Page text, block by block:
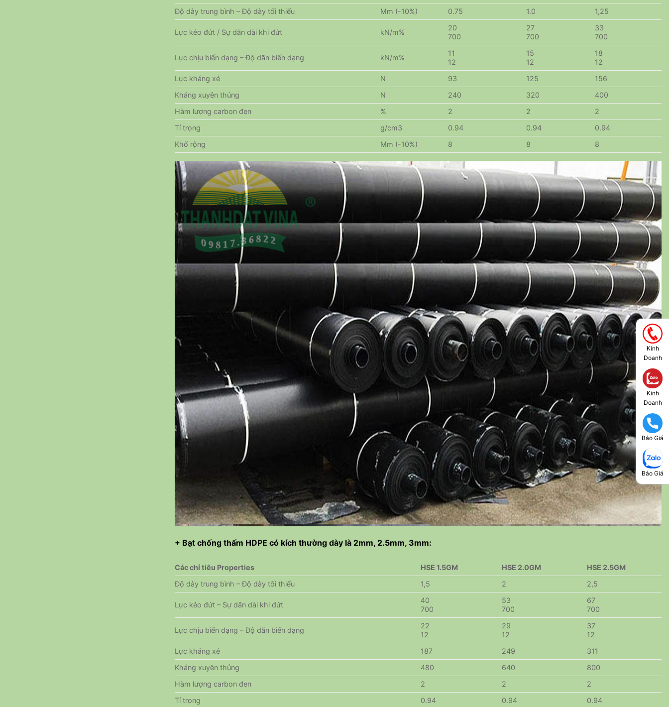
Độ dày trung bình – Độ dày tối thiểu
Mm (-10%) 0.75 1.0 1,25
Lực kéo đứt / Sự dãn dài khi đứt kN/m%
20
700
27
700
33
700
Lực chịu biến dạng – Độ dãn biến dạng kN/m%
11
12
15
12
18
12
Lực kháng xé
N 93 125
156
Kháng xuyên thủng
N 240 320
400
Hàm lượng carbon đen
% 2 2
2
Tỉ trọng
g/cm3 0.94 0.94
0.94
Khổ rộng
Mm (-10%) 8 8 8
+ Bạt chống thấm HDPE có kích thường dày là 2mm, 2.5mm, 3mm:
Các chỉ tiêu Properties HSE 1.5GM HSE 2.0GM
HSE 2.5GM
Độ dày trung bình – Độ dày tối thiểu
1,5 2 2,5
Lực kéo đứt – Sự dãn dài khi đứt
40
700
53
700
67
700
Lực chịu biến dạng – Độ dãn biến dạng
22
12
29
12
37
12
Lực kháng xé
187 249
311
Kháng xuyên thủng
480 640
800
Hàm lượng carbon đen
2 2
2
Tỉ trọng
0.94 0.94 0.94
Kinh
Doanh
Kinh
Doanh
Báo Giá
Báo Giá